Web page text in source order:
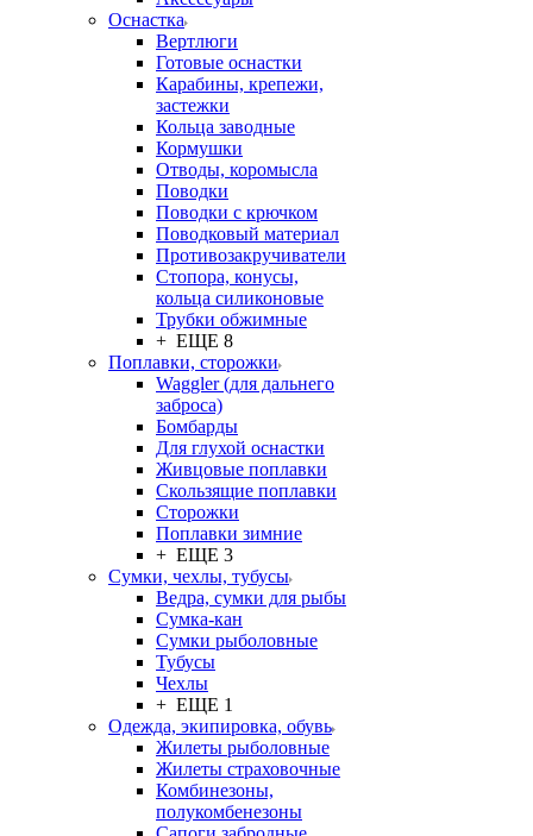
Оснастка
Вертлюги
Готовые оснастки
Карабины, крепежи,
застежки
Кольца заводные
Кормушки
Отводы, коромысла
Поводки
Поводки с крючком
Поводковый материал
Противозакручиватели
Стопора, конусы,
кольца силиконовые
Трубки обжимные
+ ЕЩЕ 8
Поплавки, сторожки
Waggler (для дальнего
заброса)
Бомбарды
Для глухой оснастки
Живцовые поплавки
Скользящие поплавки
Сторожки
Поплавки зимние
+ ЕЩЕ 3
Сумки, чехлы, тубусы
Ведра, сумки для рыбы
Сумка-кан
Сумки рыболовные
Тубусы
Чехлы
+ ЕЩЕ 1
Одежда, экипировка, обувь
Жилеты рыболовные
Жилеты страховочные
Комбинезоны,
полукомбенезоны